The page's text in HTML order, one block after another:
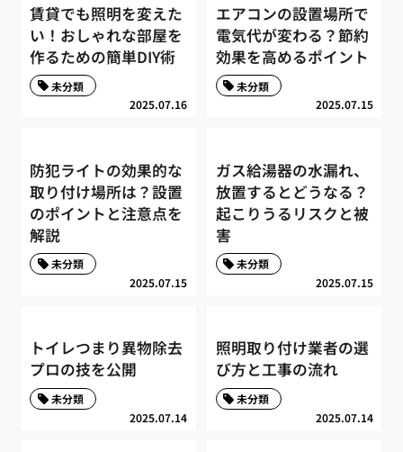
賃貸でも照明を変えた
い！おしゃれな部屋を
作るための簡単DIY術
2025.07.16
未分類
エアコンの設置場所で
電気代が変わる？節約
効果を高めるポイント
2025.07.15
未分類
防犯ライトの効果的な
取り付け場所は？設置
のポイントと注意点を
解説
2025.07.15
未分類
ガス給湯器の水漏れ、
放置するとどうなる？
起こりうるリスクと被
害
2025.07.15
未分類
トイレつまり異物除去
プロの技を公開
2025.07.14
未分類
照明取り付け業者の選
び方と工事の流れ
2025.07.14
未分類